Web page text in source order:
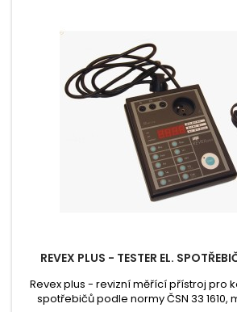
REVEX PLUS - TESTER EL.
Revex plus - revizní měřící přístroj pro
spotřebičů podle normy ČSN 33 1610,